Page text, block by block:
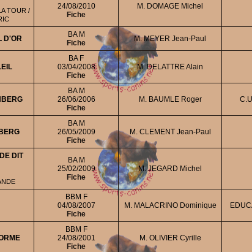
TOUR /
24/08/2010
Fiche
M. DOMAGE Michel
D'OR
BA M
Fiche
M. MEYER Jean-Paul
BA F
03/04/2008
Fiche
M. DELATTRE Alain
BA M
26/06/2006
Fiche
M. BAUMLE Roger
BA M
26/05/2009
Fiche
M. CLEMENT Jean-Paul
DIT
BA M
25/02/2009
Fiche
M. JEGARD Michel
BBM F
04/08/2007
Fiche
M. MALACRINO Dominique
BBM F
24/08/2001
Fiche
M. OLIVIER Cyrille